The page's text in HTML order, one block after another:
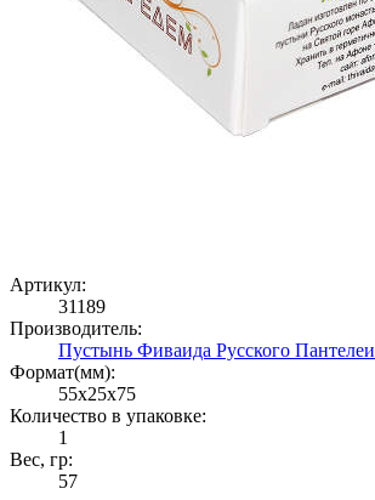
Артикул:
31189
Производитель:
Пустынь Фиваида Русского
Формат(мм):
55x25x75
Количество в упаковке:
1
Вес, гр:
57